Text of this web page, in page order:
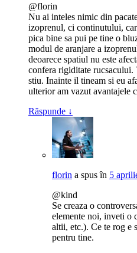
@florin
Nu ai inteles nimic din
izoprenul, ci continutului,
pica bine sa pui pe tine o
modul de aranjare a
deoarece spatiul nu este
confera rigiditate
stiu. Inainte il tineam si eu
ulterior am vazut avantajele
Răspunde ↓
florin a spusîn 5
@kind
Se creaza o
elemente noi, inveti o
altii, etc.). Ce te rog e
pentru tine.